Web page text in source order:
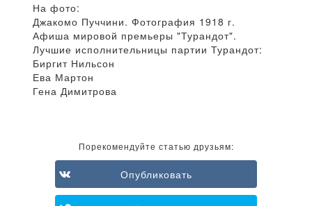
На фото:
Джакомо Пуччини. Фотография 1918 г.
Афиша мировой премьеры "Турандот".
Лучшие исполнительницы партии Турандот:
Биргит Нильсон
Ева Мартон
Гена Димитрова
Порекомендуйте статью друзьям:
Опубликовать